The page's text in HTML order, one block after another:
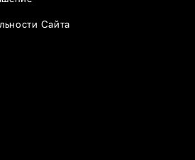
Сайта